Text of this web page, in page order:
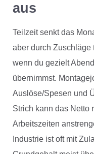
aus
Teilzeit senkt das
aber durch Zuschläge
wenn du gezielt
übernimmst.
Auslöse/Spesen und
Strich kann das Netto
Arbeitszeiten
Industrie ist oft mit